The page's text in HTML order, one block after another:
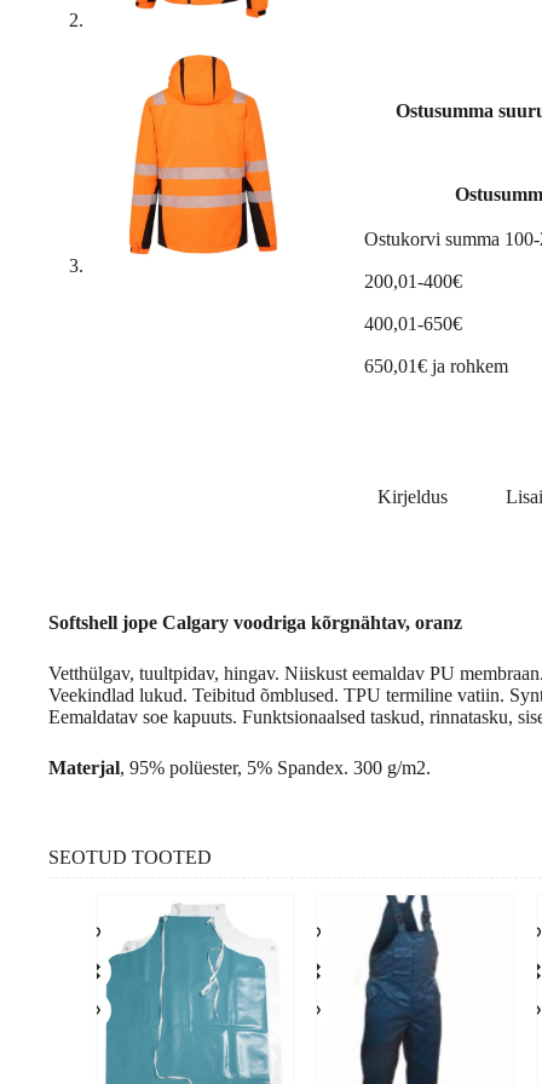
Ostusumma
Ostukorvi summa
200,01-400€
400,01-650€
650,01€ ja rohkem
Kirjeldus
Softshell jope Calgary voodriga kõrgnähtav, oranz
Vetthülgav, tuultpidav, hingav. Niiskust eemaldav PU
Veekindlad lukud. Teibitud õmblused. TPU termiline vatiin.
Eemaldatav soe kapuuts. Funktsionaalsed taskud, rinnatasku,
Materjal, 95% polüester, 5% Spandex. 300 g/m2.
SEOTUD TOOTED